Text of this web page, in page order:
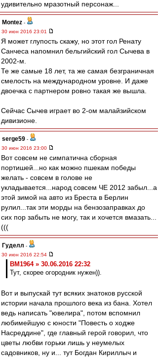
удивительно мразотный персонаж...
Montez -
30 июн 2016 23:01
Я может глупость скажу, но этот гол Ренату
Санчеса напомнил бельгийский гол Сычева в
2002-м.
Те же самые 18 лет, та же самая безграничная
смелость на международном уровне. И даже
двоечка с партнером ровно такая же вышла.
Сейчас Сычев играет во 2-ом малайзийском
дивизионе.
serge59 -
30 июн 2016 23:00
Вот совсем не симпатична сборная
портишей...но как можно пшекам победы
желать - совсем в голове не
укладывается...народ совсем ЧЕ 2012 забыл...а
этой зимой на авто из Бреста в Берлин
рулил...так эти морды на бензозаправках до
сих пор забыть не могу, так и хочется вмазать...
(((
Гуделл -
30 июн 2016 22:54
BM1964 » 30.06.2016 22:32
Тут, скорее огородник нужен)).
Вот и выпускай тут всяких знатоков русской
истории начала прошлого века из бана. Хотел
ведь написать "ювелира", потом вспомнил
любимейшую с юности "Повесть о ходже
Насреддине", где главный герой говорил, что
цветы любви горьки лишь у неумелых
садовников, ну и... тут Богдан Кириллыч и